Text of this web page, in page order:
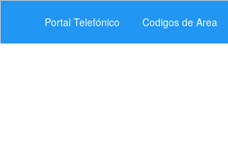
Portal Telefónico Codigos de Area